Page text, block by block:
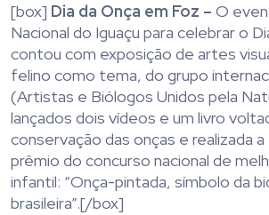
[box] Dia da Onça em Foz – O
Nacional do Iguaçu para celebrar o
contou com exposição de artes
felino como tema, do grupo
(Artistas e Biólogos Unidos pela
lançados dois vídeos e um livro
conservação das onças e realizada
prêmio do concurso nacional de
infantil: “Onça-pintada, símbolo da
brasileira”.[/box]